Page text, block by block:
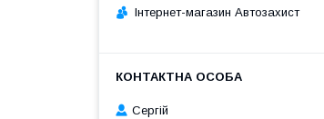
Інтернет-магазин Автозахист
Сергій